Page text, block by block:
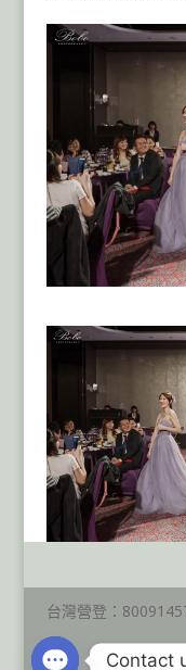
台灣營登：
Contact